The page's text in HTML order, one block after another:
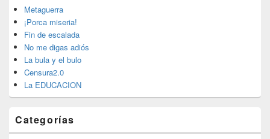
barra
lateral
primaria
Metaguerra
¡Porca miseria!
Fin de escalada
No me digas adiós
La bula y el bulo
Censura2.0
La EDUCACION
Categorías